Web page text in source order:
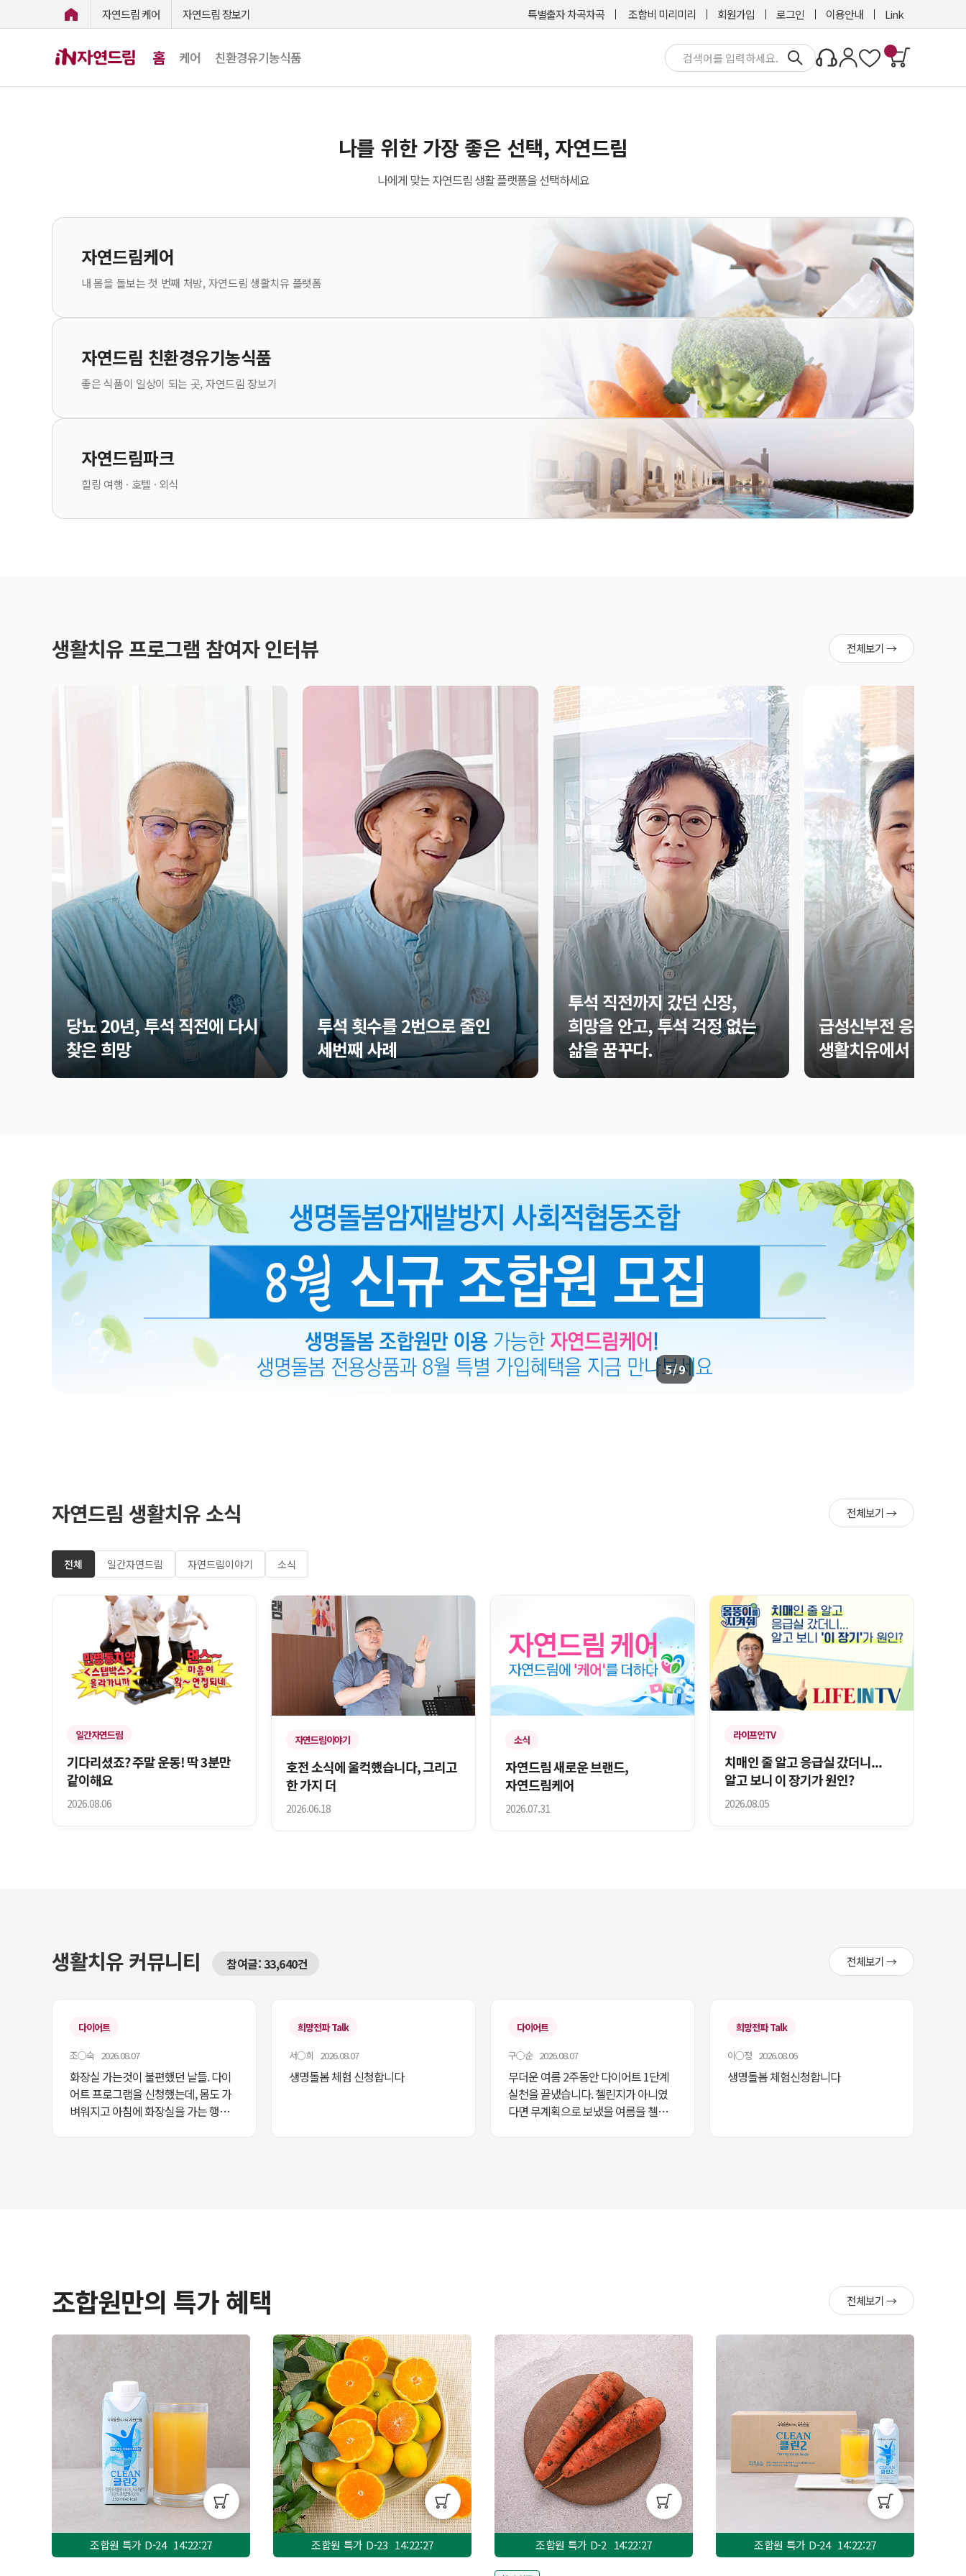
자연드림 케어 자연드림 장보기 특별출자 차곡차곡 조합비 미리미리 회원가입 로그인 이용안내 Link
홈 케어 친환경유기농식품
나를 위한 가장 좋은 선택, 자연드림
나에게 맞는 자연드림 생활 플랫폼을 선택하세요
자연드림케어
내 몸을 돌보는 첫 번째 처방, 자연드림 생활치유 플랫폼
자연드림 친환경유기농식품
좋은 식품이 일상이 되는 곳, 자연드림 장보기
자연드림파크
힐링 여행 · 호텔 · 외식
생활치유 프로그램 참여자 인터뷰 전체보기 →
당뇨 20년, 투석 직전에 다시
찾은 희망
투석 횟수를 2번으로 줄인
세번째 사례
투석 직전까지 갔던 신장,
희망을 안고, 투석 걱정 없는
삶을 꿈꾸다.
급성신부전 응급 투
생활치유에서 시작됐
5 / 9
자연드림 생활치유 소식 전체보기 →
전체 일간자연드림 자연드림이야기 소식
일간자연드림
기다리셨죠? 주말 운동! 딱 3분만
같이해요
2026.08.06
자연드림이야기
호전 소식에 울컥했습니다, 그리고
한 가지 더
2026.06.18
소식
자연드림 새로운 브랜드,
자연드림케어
2026.07.31
라이프인TV
치매인 줄 알고 응급실 갔더니...
알고 보니 이 장기가 원인?
2026.08.05
생활치유 커뮤니티 참여글: 33,640건 전체보기 →
다이어트
조○숙 2026.08.07
화장실 가는것이 불편했던 날들. 다이
어트 프로그램을 신청했는데, 몸도 가
벼워지고 아침에 화장실을 가는 행복
희망전파 Talk
서○희 2026.08.07
생명돌봄 체험 신청합니다
다이어트
구○순 2026.08.07
무더운 여름 2주동안 다이어트 1단계
실천을 끝냈습니다. 첼린지가 아니였
다면 무계획으로 보냈을 여름을 첼린
희망전파 Talk
이○정 2026.08.06
생명돌봄 체험신청합니다
조합원만의 특가 혜택 전체보기 →
조합원 특가 D-24 14:22:25 조합원 특가 D-23 14:22:25 조합원 특가 D-2 14:22:25 조합원 특가 D-24 14:22:25